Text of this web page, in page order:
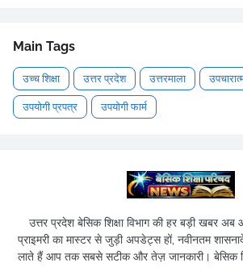
Main Tags
उच्च शिक्षा उत्तर प्रदेश उत्तरमाला
उपयोगी प्रपत्र उपयोगी फार्म
उत्तर प्रदेश बेसिक शिक्षा विभाग की हर बड़ी खबर
प्राइमरी का मास्टर से जुड़ी अपडेट्स हों, नवीनतम
लाते हैं आप तक सबसे सटीक और तेज़ जानकारी। बेसिक